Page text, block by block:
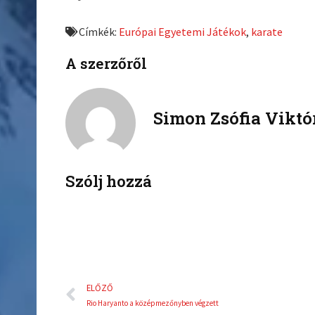
o
f
b
o
t
t
Címkék: Európai Egyetemi Játékok, karate
A szerzőről
Simon Zsófia
Szólj hozzá
Előző
ELŐZŐ
Rio Haryanto a középmezőnyben végzett